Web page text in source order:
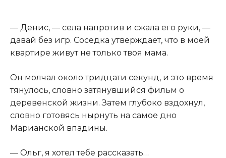
— Денис, — села напротив и сжала его руки, —
давай без игр. Соседка утверждает, что в моей
квартире живут не только твоя мама.
Он молчал около тридцати секунд, и это время
тянулось, словно затянувшийся фильм о
деревенской жизни. Затем глубоко вздохнул,
словно готовясь нырнуть на самое дно
Марианской впадины.
— Ольг, я хотел тебе рассказать…